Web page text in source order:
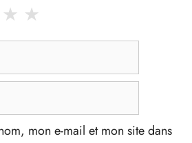
★
★
mon e-mail et mon site dans